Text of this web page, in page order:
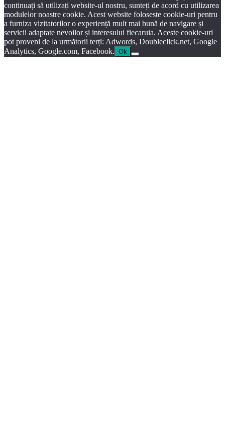
continuați să utilizați website-ul nostru, sunteți de acord cu utilizarea
modulelor noastre cookie. Acest website foloseste cookie-uri pentru
a furniza vizitatorilor o experiență mult mai bună de navigare și
servicii adaptate nevoilor și interesului fiecaruia. Aceste cookie-uri
pot proveni de la următorii terți: Adwords, Doubleclick.net, Google
Analytics, Google.com, Facebook. Ok